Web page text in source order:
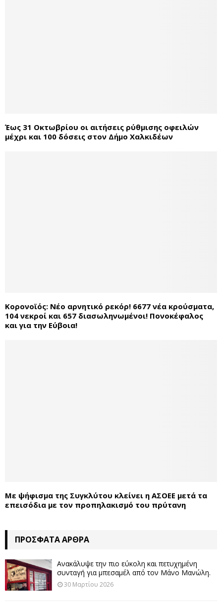
Έως 31 Οκτωβρίου οι αιτήσεις ρύθμισης οφειλών
μέχρι και 100 δόσεις στον Δήμο Χαλκιδέων
Κορονοϊός: Νέο αρνητικό ρεκόρ! 6677 νέα κρούσματα,
104 νεκροί και 657 διασωληνωμένοι! Πονοκέφαλος
και για την Εύβοια!
Με ψήφισμα της Συγκλύτου κλείνει η ΑΣΟΕΕ μετά τα
επεισόδια με τον προπηλακισμό του πρύτανη
ΠΡΌΣΦΑΤΑ ΆΡΘΡΑ
Ανακάλυψε την πιο εύκολη και πετυχημένη
συνταγή για μπεσαμέλ από τον Μάνο Μανώλη.
30 Μαρτίου 2026